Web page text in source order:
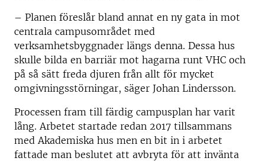
– Planen föreslår bland annat en ny gata in mot
centrala campusområdet med
verksamhetsbyggnader längs denna. Dessa hus
skulle bilda en barriär mot hagarna runt VHC och
på så sätt freda djuren från allt för mycket
omgivningsstörningar, säger Johan Lindersson.
Processen fram till färdig campusplan har varit
lång. Arbetet startade redan 2017 tillsammans
med Akademiska hus men en bit in i arbetet
fattade man beslutet att avbryta för att invänta